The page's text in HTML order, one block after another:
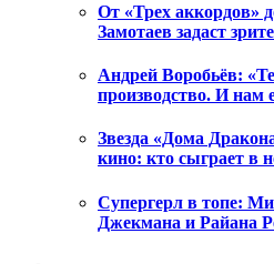
От «Трех аккордов»
Замотаев задаст
Андрей Воробьёв:
производство. И нам
Звезда «Дома
кино: кто сыграет в
Супергерл в топе:
Джекмана и Райана